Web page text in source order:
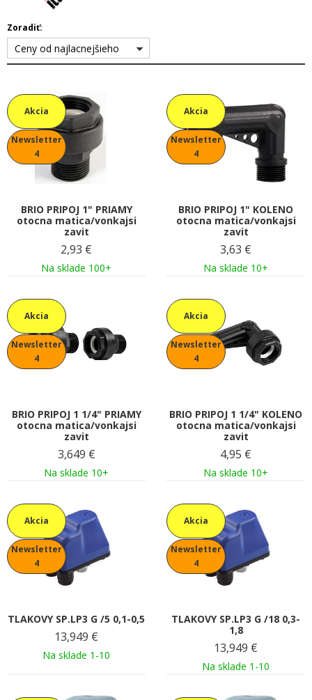
Zoradiť:
Ceny od najlacnejšieho
Akcia
Newsletter
4
BRIO PRIPOJ 1" PRIAMY
otocna matica/vonkajsi
zavit
2,93 €
Na sklade 100+
Akcia
Newsletter
4
BRIO PRIPOJ 1" KOLENO
otocna matica/vonkajsi
zavit
3,63 €
Na sklade 10+
Akcia
Newsletter
4
BRIO PRIPOJ 1 1/4" PRIAMY
otocna matica/vonkajsi
zavit
3,649 €
Na sklade 10+
Akcia
Newsletter
4
BRIO PRIPOJ 1 1/4" KOLENO
otocna matica/vonkajsi
zavit
4,95 €
Na sklade 10+
Akcia
Newsletter
4
TLAKOVY SP.LP3 G /5 0,1-0,5
13,949 €
Na sklade 1-10
Akcia
Newsletter
4
TLAKOVY SP.LP3 G /18 0,3-
1,8
13,949 €
Na sklade 1-10